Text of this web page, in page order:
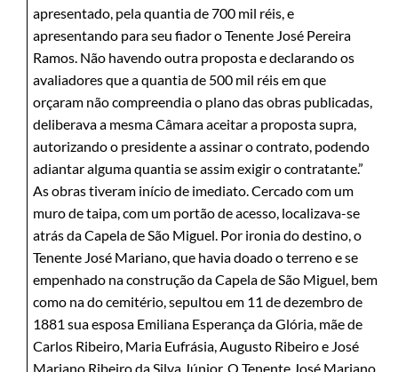
apresentado, pela quantia de 700 mil réis, e
apresentando para seu fiador o Tenente José Pereira
Ramos. Não havendo outra proposta e declarando os
avaliadores que a quantia de 500 mil réis em que
orçaram não compreendia o plano das obras publicadas,
deliberava a mesma Câmara aceitar a proposta supra,
autorizando o presidente a assinar o contrato, podendo
adiantar alguma quantia se assim exigir o contratante.”
As obras tiveram início de imediato. Cercado com um
muro de taipa, com um portão de acesso, localizava-se
atrás da Capela de São Miguel. Por ironia do destino, o
Tenente José Mariano, que havia doado o terreno e se
empenhado na construção da Capela de São Miguel, bem
como na do cemitério, sepultou em 11 de dezembro de
1881 sua esposa Emiliana Esperança da Glória, mãe de
Carlos Ribeiro, Maria Eufrásia, Augusto Ribeiro e José
Mariano Ribeiro da Silva Júnior. O Tenente José Mariano